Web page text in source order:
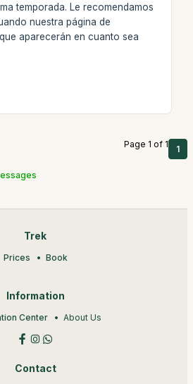
temporada. Le recomendamos
nuestra página de
aparecerán en cuanto sea
Page 1 of 1 1
Trek
Prices Book
Information
Center About Us
Contact